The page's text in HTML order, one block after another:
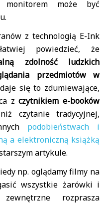
monitorem może być
z technologią E-Ink
powiedzieć, że
zdolność ludzkich
przedmiotów w
się to zdumiewające,
zczytnikiem e-booków
czytanie tradycyjnej,
podobieństwach i
a elektroniczną książką
artykule.
np. oglądamy filmy na
wszystkie żarówki i
rozprasza